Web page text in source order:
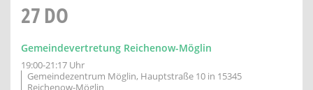
27DO
Gemeindevertretung Reichenow-Möglin
19:00-21:17 Uhr
Gemeindezentrum Möglin, Hauptstraße 10 in 15345
Reichenow-Möglin